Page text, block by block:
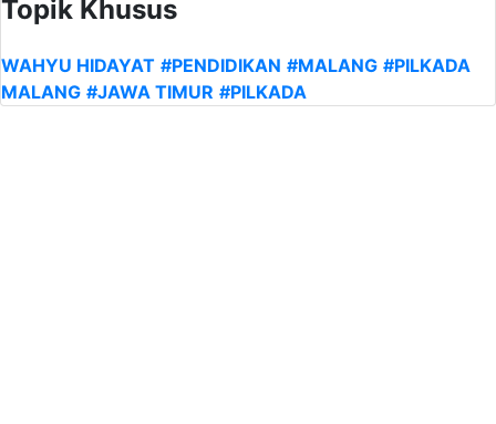
Topik Khusus
WAHYU HIDAYAT #PENDIDIKAN #MALANG #PILKADA
MALANG #JAWA TIMUR #PILKADA